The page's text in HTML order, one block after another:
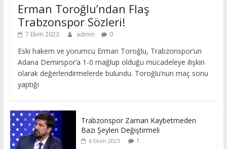
Erman Toroğlu’ndan Flaş
Trabzonspor Sözleri!
7 Ekim 2023 admin 0
Eski hakem ve yorumcu Erman Toroğlu, Trabzonspor‘un
Adana Demirspor‘a 1-0 mağlup olduğu mücadeleye ilişkin
olarak değerlendirmelerde bulundu. Toroğlu’nun maç sonu
yaptığı
Trabzonspor Zaman Kaybetmeden
Bazı Şeyleri Değiştirmeli
6 Ekim 2023 1